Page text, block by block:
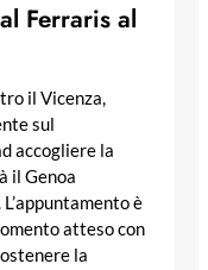
Ferraris al
il Vicenza,
sul
accogliere la
il Genoa
è
atteso con
la